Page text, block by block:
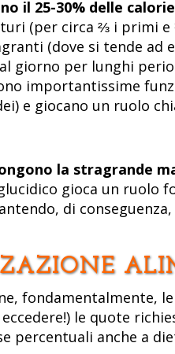
il 25-30% delle
(per circa ⅔ i primi e
(dove si tende ad
giorno per lunghi
importantissime
e giocano un ruolo
la stragrande
gioca un ruolo
di
fondamentalmente,
le quote
percentuali anche a